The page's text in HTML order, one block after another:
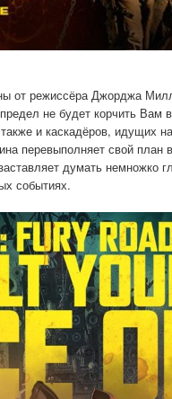
от режиссёра Джорджа
не будет корчить Вам
и каскадёров, идущих
перевыполняет свой план
думать немножко
событиях.